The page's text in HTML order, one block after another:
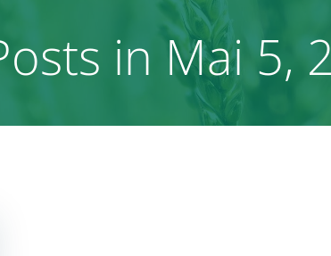
in Mai 5,